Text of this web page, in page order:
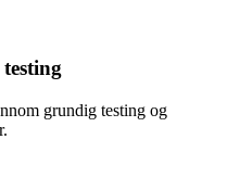
grundig testing og